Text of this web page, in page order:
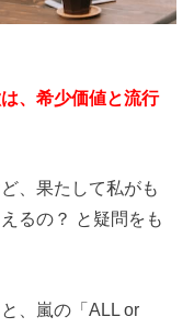
、希少価値と流行
、果たして私がも
るの？ と疑問をも
、嵐の「ALL or